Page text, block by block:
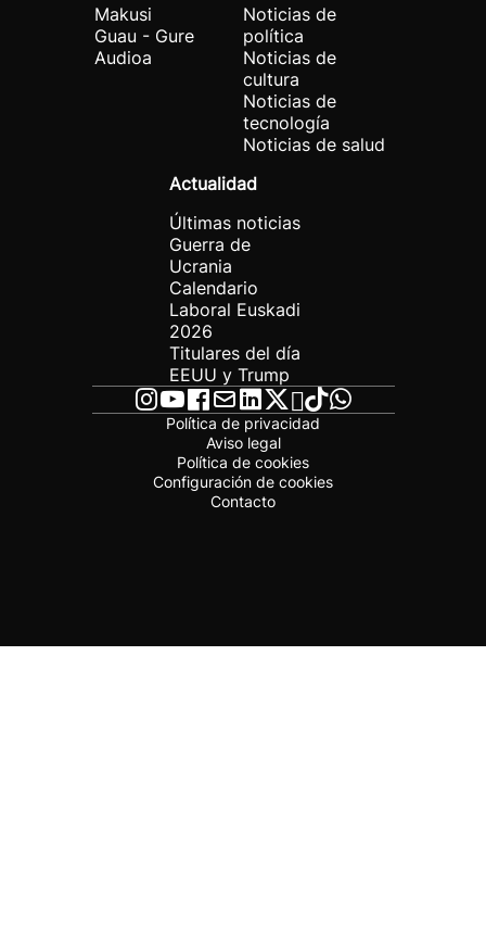
Makusi
Guau - Gure
Audioa
Noticias de
política
Noticias de
cultura
Noticias de
tecnología
Noticias de salud
Actualidad
Últimas noticias
Guerra de
Ucrania
Calendario
Laboral Euskadi
2026
Titulares del día
EEUU y Trump
Política de privacidad
Aviso legal
Política de cookies
Configuración de cookies
Contacto